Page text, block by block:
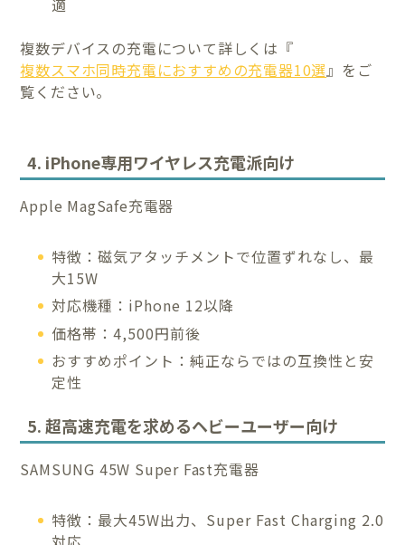
複数デバイスの充電について詳しくは『
複数スマホ同時充電におすすめの充電器10選』をご
覧ください。
4. iPhone専用ワイヤレス充電派向け
Apple MagSafe充電器
特徴：磁気アタッチメントで位置ずれなし、最
大15W
対応機種：iPhone 12以降
価格帯：4,500円前後
おすすめポイント：純正ならではの互換性と安
定性
5. 超高速充電を求めるヘビーユーザー向け
SAMSUNG 45W Super Fast充電器
特徴：最大45W出力、Super Fast Charging 2.0